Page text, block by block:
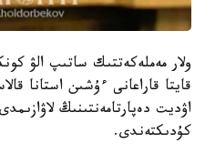
ولار مەملەكەتتىك ساتىپ الۋ
قايتا قاراعانى ءۇشىن استانا
اۋديت دەپارتامەنتىنىڭ
كۇدىكتەندى.